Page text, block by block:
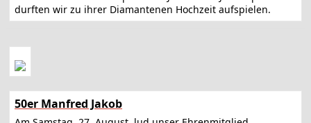
durften wir zu ihrer Diamantenen Hochzeit aufspielen.
50er Manfred Jakob